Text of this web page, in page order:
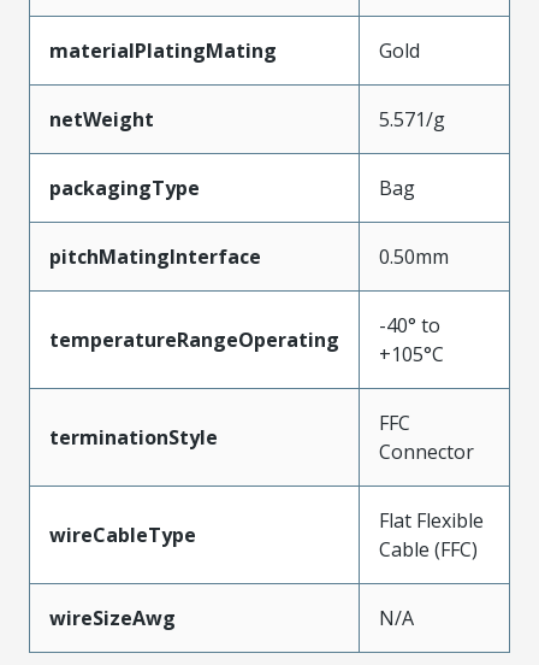
materialPlatingMating Gold
netWeight 5.571/g
packagingType Bag
pitchMatingInterface 0.50mm
temperatureRangeOperating
-40° to
+105°C
terminationStyle
FFC
Connector
wireCableType
Flat Flexible
Cable (FFC)
wireSizeAwg N/A